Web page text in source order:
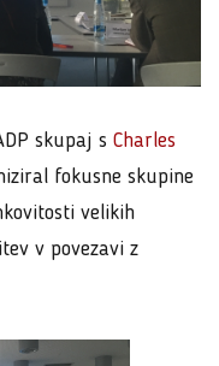
skupaj s Charles
fokusne skupine
velikih
v povezavi z